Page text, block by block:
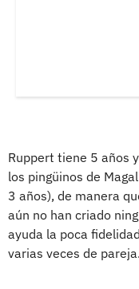
Ruppert tiene 5 años
los pingüinos de
3 años), de manera
aún no han criado
ayuda la poca
varias veces de pareja.